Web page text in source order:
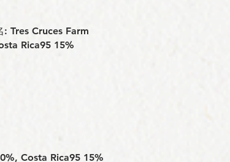
: Tres Cruces Farm
Rica95 15%
Costa Rica95 15%